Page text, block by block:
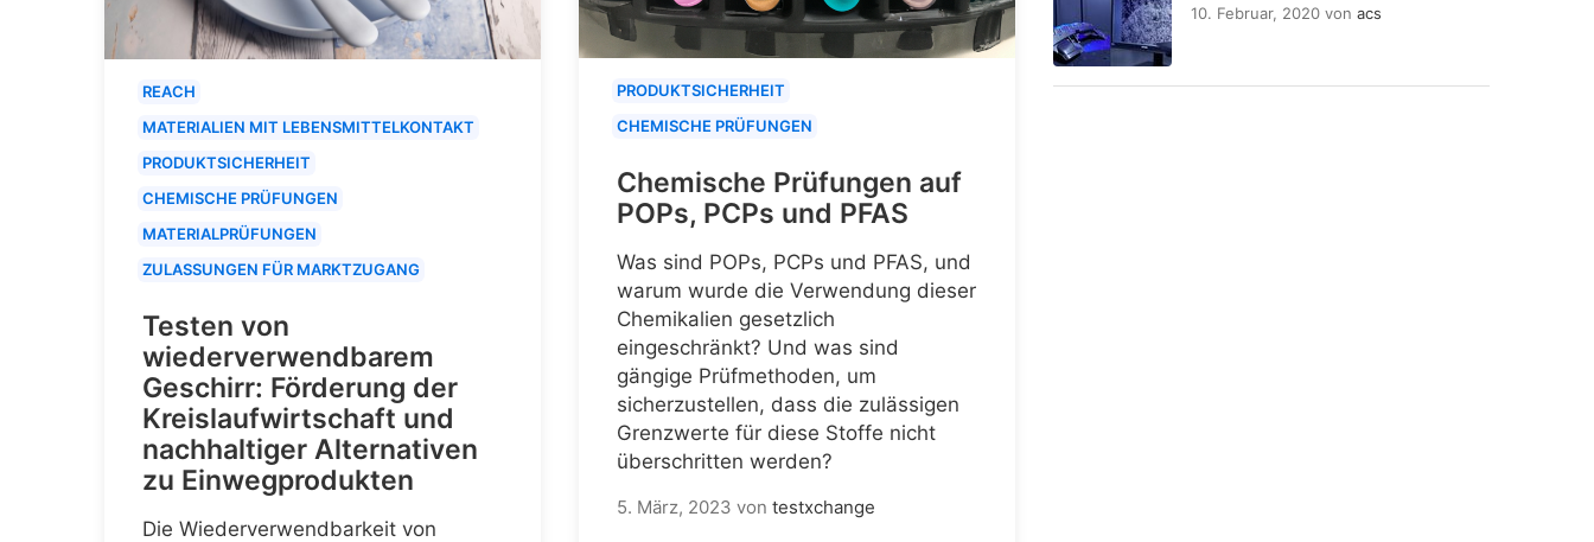
10. Februar, 2020 von acs
REACH
MATERIALIEN MIT LEBENSMITTELKONTAKT
PRODUKTSICHERHEIT
CHEMISCHE PRÜFUNGEN
MATERIALPRÜFUNGEN
ZULASSUNGEN FÜR MARKTZUGANG
Testen von
wiederverwendbarem
Geschirr: Förderung der
Kreislaufwirtschaft und
nachhaltiger Alternativen
zu Einwegprodukten
Die Wiederverwendbarkeit von
PRODUKTSICHERHEIT
CHEMISCHE PRÜFUNGEN
Chemische Prüfungen auf
POPs, PCPs und PFAS
Was sind POPs, PCPs und PFAS, und
warum wurde die Verwendung dieser
Chemikalien gesetzlich
eingeschränkt? Und was sind
gängige Prüfmethoden, um
sicherzustellen, dass die zulässigen
Grenzwerte für diese Stoffe nicht
überschritten werden?
5. März, 2023 von testxchange